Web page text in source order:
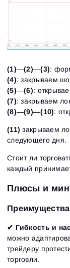
(1)—(2)—(3):
(4): закрываем
(5)—(6):
(7): закрываем
(8)—(9)—(10):
(11)закрываем
следующего дня.
Стоит ли
каждый
Плюсы и
Преимущества
✔ Гибкость и
можно
трейдеру
торговли.